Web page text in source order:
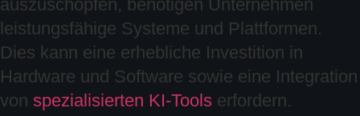
auszuschöpfen, benötigen Unternehmen
leistungsfähige Systeme und Plattformen.
Dies kann eine erhebliche Investition in
Hardware und Software sowie eine Integration
von spezialisierten KI-Tools erfordern.